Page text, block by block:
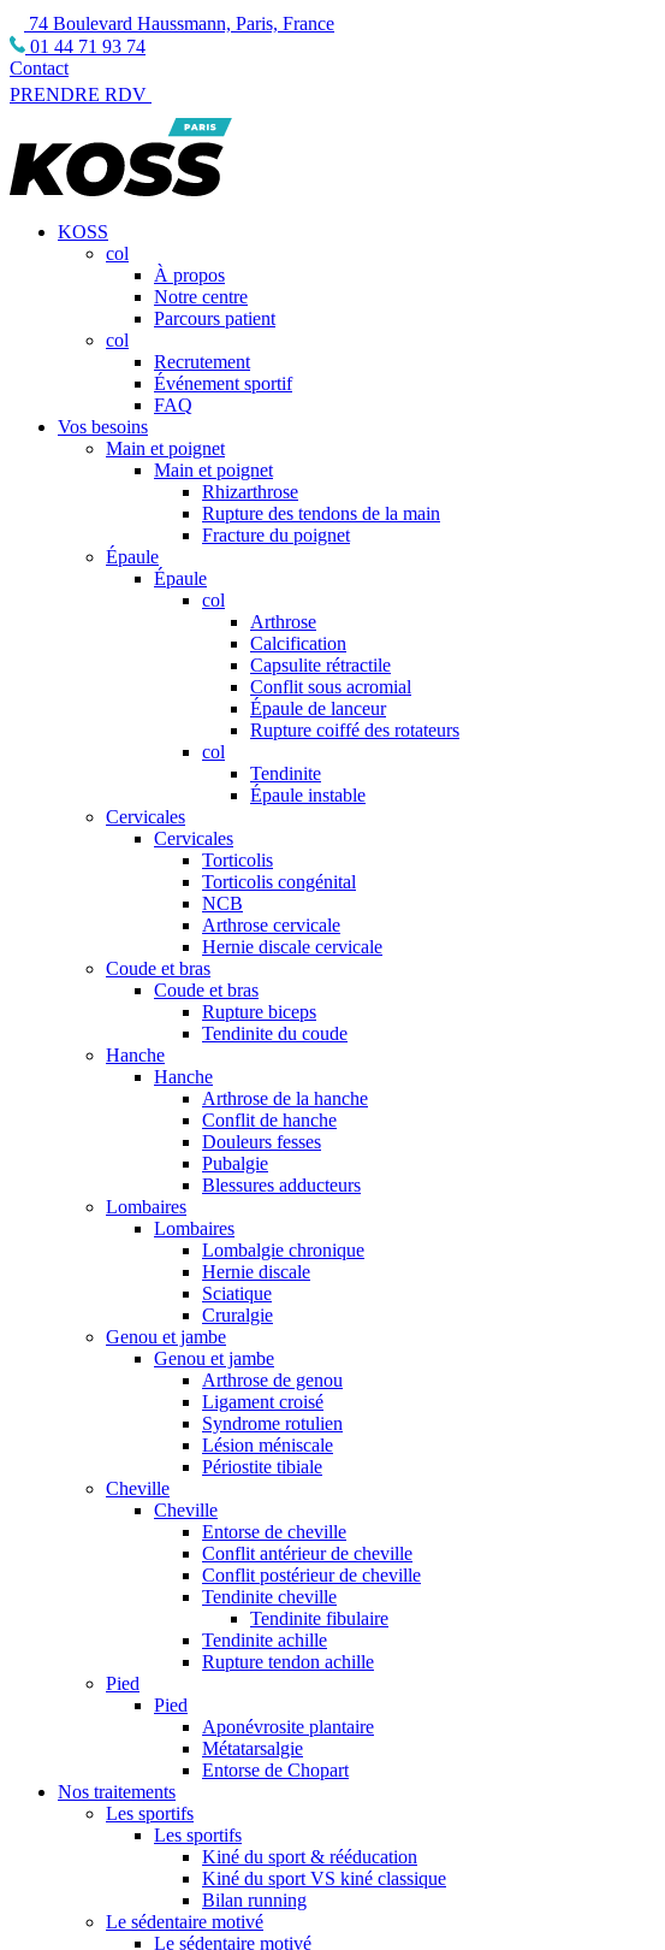
74 Boulevard Haussmann, Paris, France
01 44 71 93 74
Contact
PRENDRE RDV
KOSS
col
À propos
Notre centre
Parcours patient
col
Recrutement
Événement sportif
FAQ
Vos besoins
Main et poignet
Main et poignet
Rhizarthrose
Rupture des tendons de la main
Fracture du poignet
Épaule
Épaule
col
Arthrose
Calcification
Capsulite rétractile
Conflit sous acromial
Épaule de lanceur
Rupture coiffé des rotateurs
col
Tendinite
Épaule instable
Cervicales
Cervicales
Torticolis
Torticolis congénital
NCB
Arthrose cervicale
Hernie discale cervicale
Coude et bras
Coude et bras
Rupture biceps
Tendinite du coude
Hanche
Hanche
Arthrose de la hanche
Conflit de hanche
Douleurs fesses
Pubalgie
Blessures adducteurs
Lombaires
Lombaires
Lombalgie chronique
Hernie discale
Sciatique
Cruralgie
Genou et jambe
Genou et jambe
Arthrose de genou
Ligament croisé
Syndrome rotulien
Lésion méniscale
Périostite tibiale
Cheville
Cheville
Entorse de cheville
Conflit antérieur de cheville
Conflit postérieur de cheville
Tendinite cheville
Tendinite fibulaire
Tendinite achille
Rupture tendon achille
Pied
Pied
Aponévrosite plantaire
Métatarsalgie
Entorse de Chopart
Nos traitements
Les sportifs
Les sportifs
Kiné du sport & rééducation
Kiné du sport VS kiné classique
Bilan running
Le sédentaire motivé
Le sédentaire motivé